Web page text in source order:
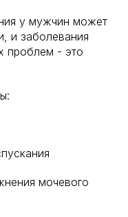
у мужчин может
и заболевания
проблем - это
мочевого